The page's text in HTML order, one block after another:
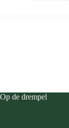
Op de drempel